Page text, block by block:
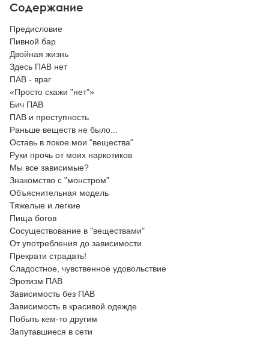
Содержание
Предисловие
Пивной бар
Двойная жизнь
Здесь ПАВ нет
ПАВ - враг
«Просто скажи "нет"»
Бич ПАВ
ПАВ и преступность
Раньше веществ не было...
Оставь в покое мои "вещества"
Руки прочь от моих наркотиков
Мы все зависимые?
Знакомство с "монстром"
Объяснительная модель
Тяжелые и легкие
Пища богов
Сосуществование в "веществами"
От употребления до зависимости
Прекрати страдать!
Сладостное, чувственное удовольствие
Эротизм ПАВ
Зависимость без ПАВ
Зависимость в красивой одежде
Побыть кем-то другим
Запутавшиеся в сети